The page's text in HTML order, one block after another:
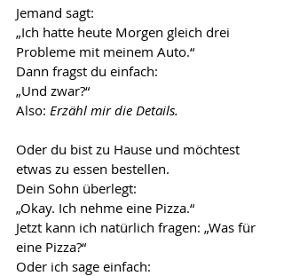
Jemand sagt:
„Ich hatte heute Morgen gleich drei
Probleme mit meinem Auto.“
Dann fragst du einfach:
„Und zwar?“
Also: Erzähl mir die Details.
Oder du bist zu Hause und möchtest
etwas zu essen bestellen.
Dein Sohn überlegt:
„Okay. Ich nehme eine Pizza.“
Jetzt kann ich natürlich fragen: „Was für
eine Pizza?“
Oder ich sage einfach: